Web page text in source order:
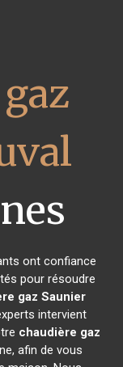
ont confiance
pour résoudre
gaz Saunier
intervient
chaudière gaz
afin de vous